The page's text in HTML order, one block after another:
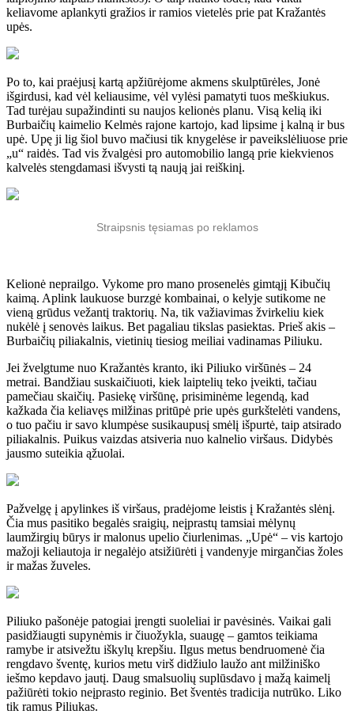
keliavome aplankyti gražios ir ramios vietelės prie pat Kražantės
upės.
Po to, kai praėjusį kartą apžiūrėjome akmens skulptūrėles, Jonė
išgirdusi, kad vėl keliausime, vėl vylėsi pamatyti tuos meškiukus.
Tad turėjau supažindinti su naujos kelionės planu. Visą kelią iki
Burbaičių kaimelio Kelmės rajone kartojo, kad lipsime į kalną ir bus
upė. Upę ji lig šiol buvo mačiusi tik knygelėse ir paveikslėliuose prie
„u“ raidės. Tad vis žvalgėsi pro automobilio langą prie kiekvienos
kalvelės stengdamasi išvysti tą naują jai reiškinį.
Straipsnis tęsiamas po reklamos
Kelionė neprailgo. Vykome pro mano prosenelės gimtąjį Kibučių
kaimą. Aplink laukuose burzgė kombainai, o kelyje sutikome ne
vieną grūdus vežantį traktorių. Na, tik važiavimas žvirkeliu kiek
nukėlė į senovės laikus. Bet pagaliau tikslas pasiektas. Prieš akis –
Burbaičių piliakalnis, vietinių tiesiog meiliai vadinamas Piliuku.
Jei žvelgtume nuo Kražantės kranto, iki Piliuko viršūnės – 24
metrai. Bandžiau suskaičiuoti, kiek laiptelių teko įveikti, tačiau
pamečiau skaičių. Pasiekę viršūnę, prisiminėme legendą, kad
kažkada čia keliavęs milžinas pritūpė prie upės gurkštelėti vandens,
o tuo pačiu ir savo klumpėse susikaupusį smėlį išpurtė, taip atsirado
piliakalnis. Puikus vaizdas atsiveria nuo kalnelio viršaus. Didybės
jausmo suteikia ąžuolai.
Pažvelgę į apylinkes iš viršaus, pradėjome leistis į Kražantės slėnį.
Čia mus pasitiko begalės sraigių, neįprastų tamsiai mėlynų
laumžirgių būrys ir malonus upelio čiurlenimas. „Upė“ – vis kartojo
mažoji keliautoja ir negalėjo atsižiūrėti į vandenyje mirgančias žoles
ir mažas žuveles.
Piliuko pašonėje patogiai įrengti suoleliai ir pavėsinės. Vaikai gali
pasidžiaugti supynėmis ir čiuožykla, suaugę – gamtos teikiama
ramybe ir atsivežtu iškylų krepšiu. Ilgus metus bendruomenė čia
rengdavo šventę, kurios metu virš didžiulo laužo ant milžiniško
iešmo kepdavo jautį. Daug smalsuolių suplūsdavo į mažą kaimelį
pažiūrėti tokio neįprasto reginio. Bet šventės tradicija nutrūko. Liko
tik ramus Piliukas.